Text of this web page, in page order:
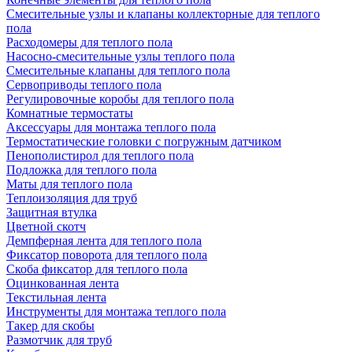
Смесительные узлы и клапаны коллекторные для теплого
пола
Расходомеры для теплого пола
Насосно-смесительные узлы теплого пола
Смесительные клапаны для теплого пола
Сервоприводы теплого пола
Регулировочные коробы для теплого пола
Комнатные термостаты
Аксессуары для монтажа теплого пола
Термостатические головки с погружным датчиком
Пенополистирол для теплого пола
Подложка для теплого пола
Маты для теплого пола
Теплоизоляция для труб
Защитная втулка
Цветной скотч
Демпферная лента для теплого пола
Фиксатор поворота для теплого пола
Скоба фиксатор для теплого пола
Оцинкованная лента
Текстильная лента
Инструменты для монтажа теплого пола
Такер для скобы
Размотчик для труб